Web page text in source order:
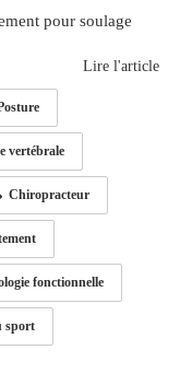
pour soulage
Lire l'article
vertébrale
Chiropracteur
fonctionnelle
sport